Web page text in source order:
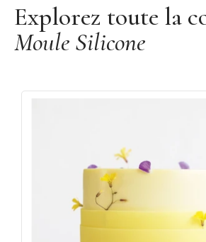
Explorez toute la
Moule Silicone